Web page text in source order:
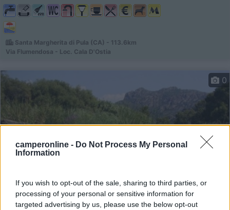
camperonline - Do Not Process My Personal
Information
If you wish to opt-out of the sale, sharing to third parties, or
processing of your personal or sensitive information for
targeted advertising by us, please use the below opt-out
Santa Margherita di Pula (CA) - 113.6km
Via Flumendosa - Loc. Cala D'Ostia
Campeggio
0